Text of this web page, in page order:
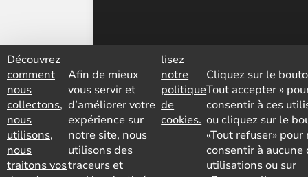
Découvrez
comment
nous
collectons,
nous
utilisons,
nous
traitons vos
Afin de mieux
vous servir et
d’améliorer votre
expérience sur
notre site, nous
utilisons des
traceurs et
lisez
notre
politique
de
cookies.
Cliquez sur le
Tout accepter »
consentir à ces
ou cliquez sur le
«Tout refuser» pour
consentir à aucune
utilisations ou sur